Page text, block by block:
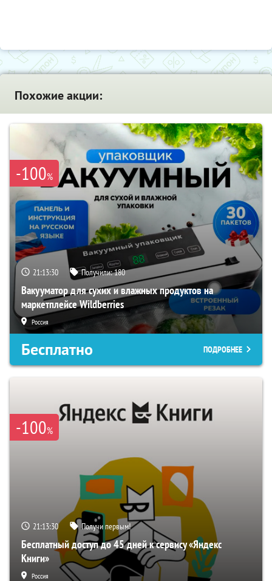
Похожие акции:
-100%
21:13:28 Получили:180
Вакууматор для сухих и влажных продуктов на
маркетплейсе Wildberries
Россия
Бесплатно ПОДРОБНЕЕ
-100%
21:13:28 Получи первым!
Бесплатный доступ до 45 дней к сервису «Яндекс
Книги»
Россия